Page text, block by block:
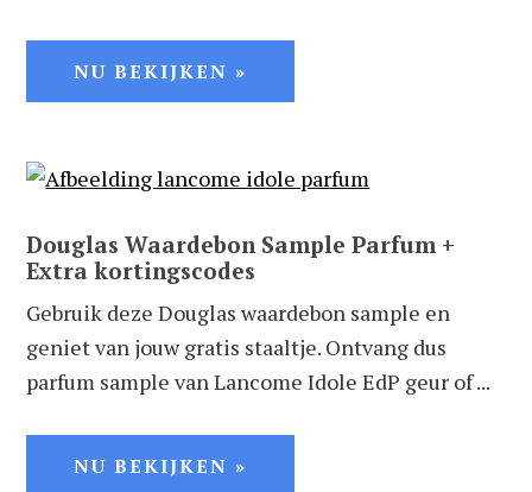
NU BEKIJKEN »
Douglas Waardebon Sample Parfum +
Extra kortingscodes
Gebruik deze Douglas waardebon sample en
geniet van jouw gratis staaltje. Ontvang dus
parfum sample van Lancome Idole EdP geur of ...
NU BEKIJKEN »